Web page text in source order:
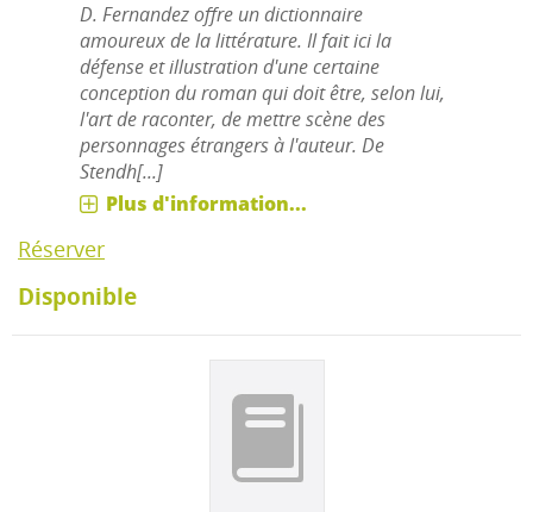
D. Fernandez offre un dictionnaire
amoureux de la littérature. Il fait ici la
défense et illustration d'une certaine
conception du roman qui doit être, selon lui,
l'art de raconter, de mettre scène des
personnages étrangers à l'auteur. De
Stendh[...]
Plus d'information...
Réserver
Disponible